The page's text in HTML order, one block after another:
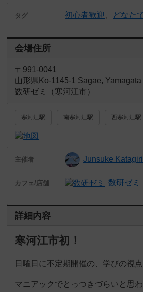
タグ 初心者歓迎 どなた
会場住所
〒991-0041
山形県Kō-1145-1 Sagae,
数研ゼミ（寒河江市）
寒河江駅 南寒河江駅 西寒河江駅
主催者 Junsuke Katagiri
カフェ/店舗 数研ゼミ
詳細内容
寒河江市初！
日曜日に不定期開催の、学びの視
マニアックでとっつきづらいと思